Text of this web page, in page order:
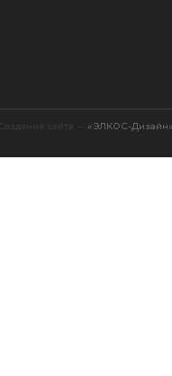
Создание сайта — «ЭЛКОС-